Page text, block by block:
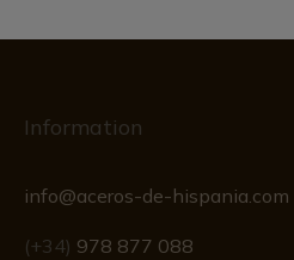
Information
info@aceros-de-hispania.com
(+34) 978 877 088